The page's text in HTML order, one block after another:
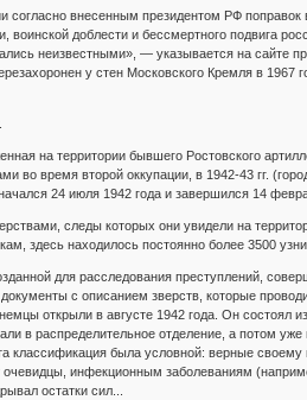
согласно внесенным президентом РФ
доблести и бессмертного подвига
неизвестными», — указывается на сайте
у стен Московского Кремля в
на территории бывшего Ростовского
во время второй оккупации, в 1942-43 гг.
24 июля 1942 года и завершился 14
следы которых они увидели на
здесь находилось постоянно более 3500
для расследования преступлений,
с описанием зверств, которые
открыли в августе 1942 года. Он состоял
в распределительное отделение, а потом уже
классификация была условной: верные
инфекционным заболеваниям
остатки сил...